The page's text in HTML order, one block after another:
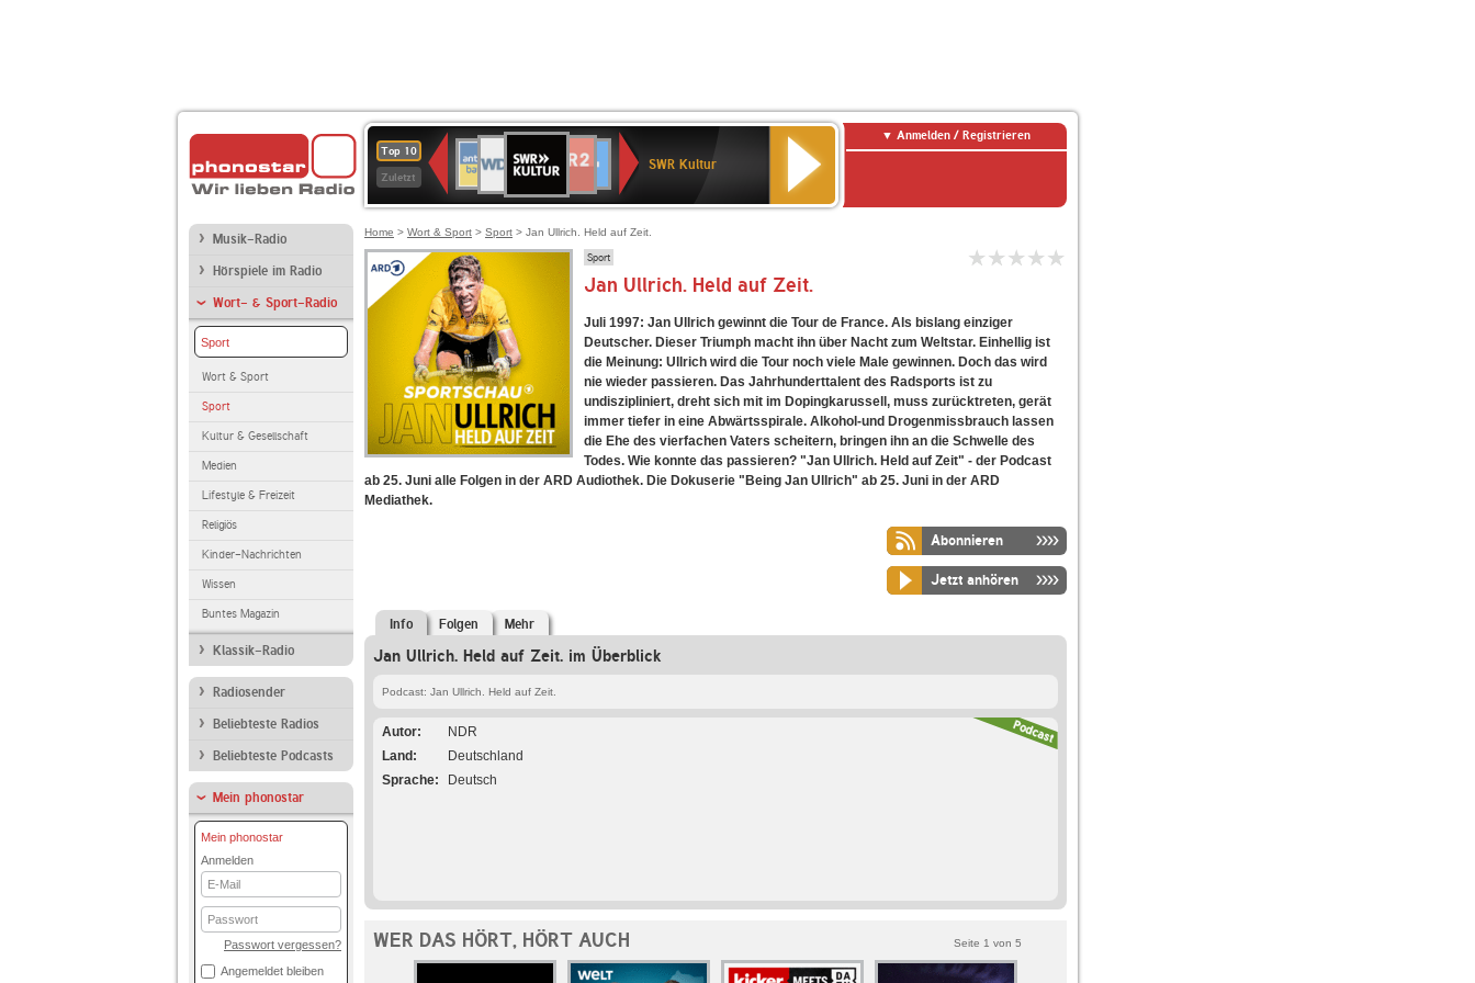
Top 10
Zuletzt
Deutschlandfunk
80er
90er
OLDIE
ANTENNE
SWR3
WDR
4
BR-
KLASSIK
Deutschlandfunk
Kultur
ANTENNE
BAYERN
2
Kultur2
SWR Kultur
Anmelden / Registrieren
Musik-Radio
Hörspiele im Radio
Wort- & Sport-Radio
Sport
Wort & Sport
Sport
Kultur & Gesellschaft
Medien
Lifestyle & Freizeit
Religiös
Kinder-Nachrichten
Wissen
Buntes Magazin
Klassik-Radio
Radiosender
Beliebteste Radios
Beliebteste Podcasts
Mein phonostar
Mein phonostar
Anmelden
E-
Mail
Passwort
Passwort vergessen?
Angemeldet bleiben
Home > Wort & Sport > Sport > Jan Ullrich. Held auf Zeit.
Sport
Jan Ullrich. Held auf Zeit.
Juli 1997: Jan Ullrich gewinnt die Tour de France. Als bislang einziger
Deutscher. Dieser Triumph macht ihn über Nacht zum Weltstar. Einhellig ist
die Meinung: Ullrich wird die Tour noch viele Male gewinnen. Doch das wird
nie wieder passieren. Das Jahrhunderttalent des Radsports ist zu
undiszipliniert, dreht sich mit im Dopingkarussell, muss zurücktreten, gerät
immer tiefer in eine Abwärtsspirale. Alkohol-und Drogenmissbrauch lassen
die Ehe des vierfachen Vaters scheitern, bringen ihn an die Schwelle des
Todes. Wie konnte das passieren? "Jan Ullrich. Held auf Zeit" - der Podcast
ab 25. Juni alle Folgen in der ARD Audiothek. Die Dokuserie "Being Jan Ullrich" ab 25. Juni in der ARD
Mediathek.
Abonnieren
Jetzt anhören
Info Folgen Mehr
Jan Ullrich. Held auf Zeit. im Überblick
Podcast: Jan Ullrich. Held auf Zeit.
Autor
NDR
Land
Deutschland
Sprache
Deutsch
WER DAS HÖRT, HÖRT AUCH Seite 1 von 5